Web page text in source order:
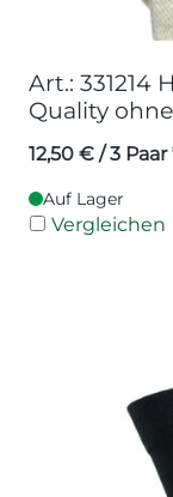
Art.: 331214
Quality
12,50 € / 3 Paar
Auf Lager
Vergleichen